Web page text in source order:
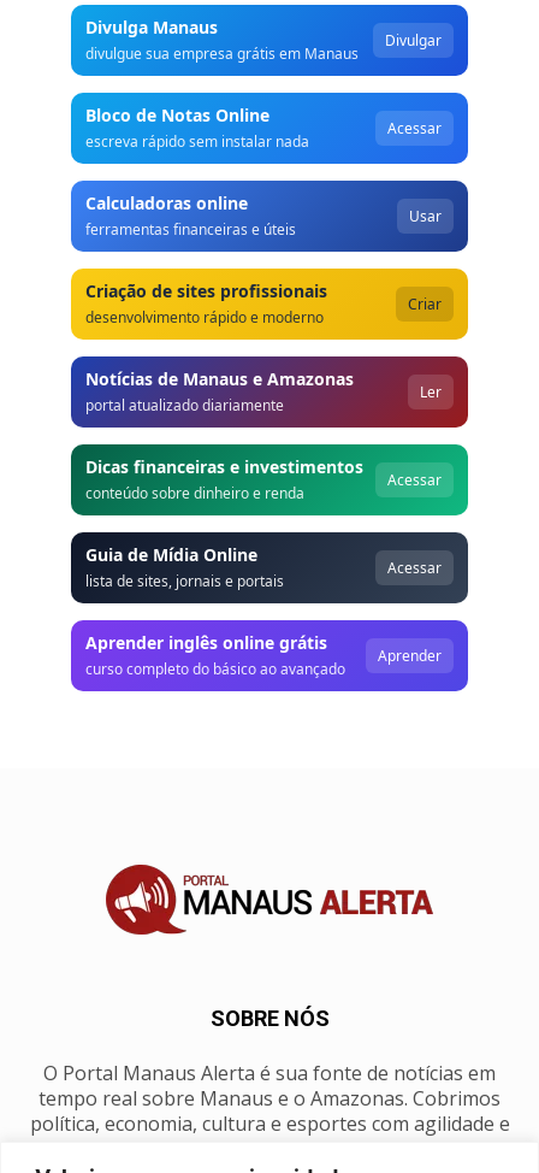
Divulga Manaus
divulgue sua empresa grátis em Manaus
Divulgar
Bloco de Notas Online
escreva rápido sem instalar nada
Acessar
Calculadoras online
ferramentas financeiras e úteis
Usar
Criação de sites profissionais
desenvolvimento rápido e moderno
Criar
Notícias de Manaus e Amazonas
portal atualizado diariamente
Ler
Dicas financeiras e investimentos
conteúdo sobre dinheiro e renda
Acessar
Guia de Mídia Online
lista de sites, jornais e portais
Acessar
Aprender inglês online grátis
curso completo do básico ao avançado
Aprender
SOBRE NÓS
O Portal Manaus Alerta é sua fonte de notícias em
tempo real sobre Manaus e o Amazonas. Cobrimos
política, economia, cultura e esportes com agilidade e